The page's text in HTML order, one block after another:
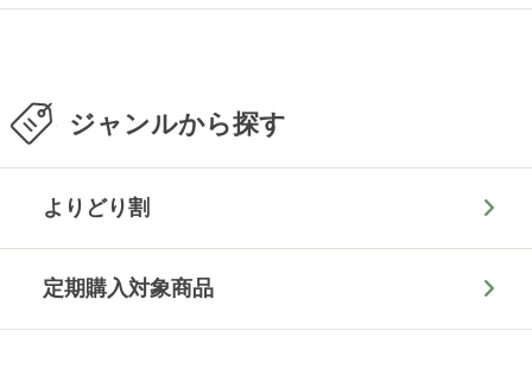
ジャンルから探す
よりどり割
定期購入対象商品